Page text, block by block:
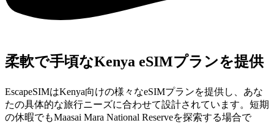
柔軟で手頃なKenya eSIMプランを提供
EscapeSIMはKenya向けの様々なeSIMプランを提供し、あな
たの具体的な旅行ニーズに合わせて設計されています。短期
の休暇でもMaasai Mara National Reserveを探索する場合で